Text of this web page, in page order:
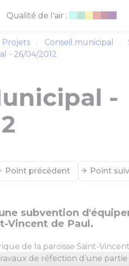
Qualité de l'air :
Projets Conseil municipal
- 26/04/2012
-
Point précédent Point
subvention
Vincent de Paul.
de la paroisse Saint-
de réfection d’une